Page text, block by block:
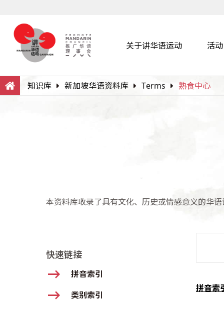
关于讲华语运动 活动
Search
知识库 新加坡华语资料库 Terms 熟食中心
本资料库收录了具有文化、历史或情感意义的华
快速链接
拼音索引
类别索引
拼音索